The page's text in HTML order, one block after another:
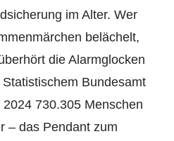
im Alter. Wer
belächelt,
die Alarmglocken
Bundesamt
730.305 Menschen
– das Pendant zum